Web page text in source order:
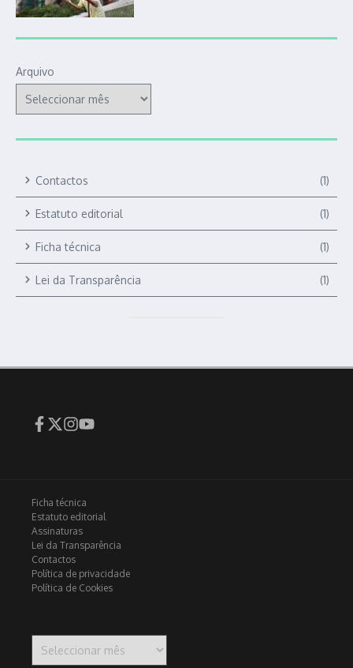
Arquivo
Contactos (1)
Estatuto editorial (1)
Ficha técnica (1)
Lei da Transparência (1)
Ficha técnica
Estatuto editorial
Assinaturas
Lei da Transparência
Contactos
Política de privacidade
Política de Cookies